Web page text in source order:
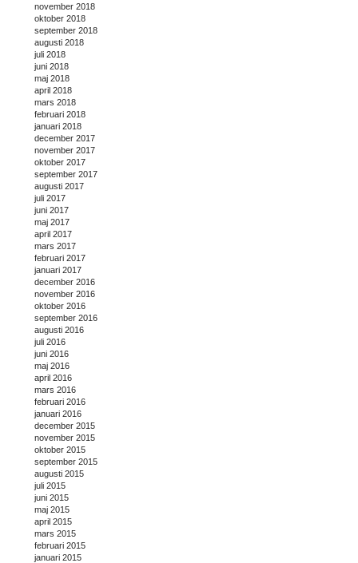
november 2018
oktober 2018
september 2018
augusti 2018
juli 2018
juni 2018
maj 2018
april 2018
mars 2018
februari 2018
januari 2018
december 2017
november 2017
oktober 2017
september 2017
augusti 2017
juli 2017
juni 2017
maj 2017
april 2017
mars 2017
februari 2017
januari 2017
december 2016
november 2016
oktober 2016
september 2016
augusti 2016
juli 2016
juni 2016
maj 2016
april 2016
mars 2016
februari 2016
januari 2016
december 2015
november 2015
oktober 2015
september 2015
augusti 2015
juli 2015
juni 2015
maj 2015
april 2015
mars 2015
februari 2015
januari 2015